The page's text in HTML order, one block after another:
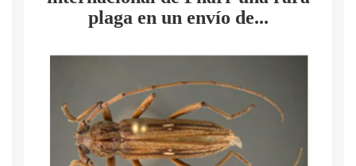
plaga en un envío de...